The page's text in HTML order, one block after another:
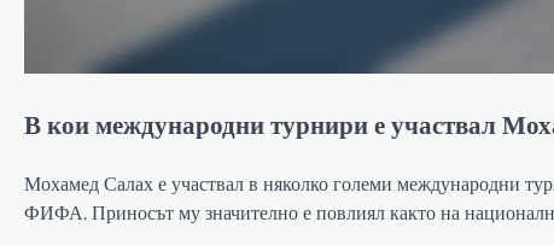
В кои международни турнири е участвал
Мохамед Салах е участвал в няколко големи международни
ФИФА. Приносът му значително е повлиял както на